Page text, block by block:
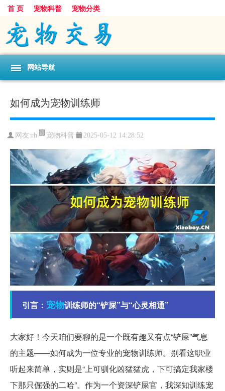
首 页 宠物科普 宠物分类
网站导航
如何成为宠物训练师
网友:rh 宠物科普 2025-05-12 14:28:52
引言： 宠物训练师的“铲屎”与“心灵相通”
大家好！今天咱们要聊的是一个既有趣又有点“铲屎”气息
的主题——如何成为一位专业的宠物训练师。别看这职业
听起来简单，实则是“上可驯化凶猛猛虎，下可搞定我家楼
下那只倔强的二哈”。作为一个资深铲屎官，我深知训练宠